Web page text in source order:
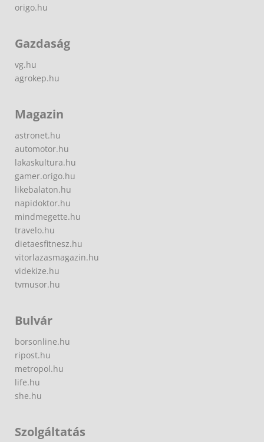
origo.hu
Gazdaság
vg.hu
agrokep.hu
Magazin
astronet.hu
automotor.hu
lakaskultura.hu
gamer.origo.hu
likebalaton.hu
napidoktor.hu
mindmegette.hu
travelo.hu
dietaesfitnesz.hu
vitorlazasmagazin.hu
videkize.hu
tvmusor.hu
Bulvár
borsonline.hu
ripost.hu
metropol.hu
life.hu
she.hu
Szolgáltatás